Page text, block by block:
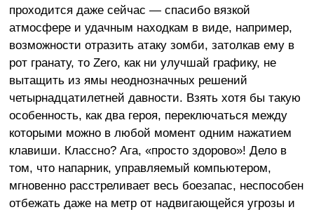
проходится даже сейчас — спасибо вязкой
атмосфере и удачным находкам в виде, например,
возможности отразить атаку зомби, затолкав ему в
рот гранату, то Zero, как ни улучшай графику, не
вытащить из ямы неоднозначных решений
четырнадцатилетней давности. Взять хотя бы такую
особенность, как два героя, переключаться между
которыми можно в любой момент одним нажатием
клавиши. Классно? Ага, «просто здорово»! Дело в
том, что напарник, управляемый компьютером,
мгновенно расстреливает весь боезапас, неспособен
отбежать даже на метр от надвигающейся угрозы и